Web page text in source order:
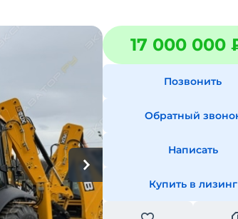
17 000 000
Позвонить
Обратный
Написать
Купить в лизинг